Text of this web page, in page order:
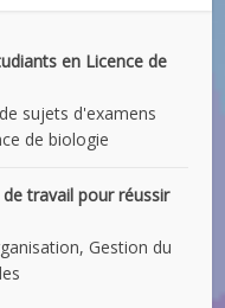
en Licence de
sujets d'examens
de biologie
travail pour réussir
Gestion du